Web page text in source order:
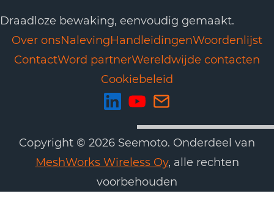
Draadloze bewaking, eenvoudig gemaakt.
Over onsNalevingHandleidingenWoordenlijst
ContactWord partnerWereldwijde contacten
Cookiebeleid
Copyright © 2026 Seemoto. Onderdeel van
MeshWorks Wireless Oy, alle rechten
voorbehouden